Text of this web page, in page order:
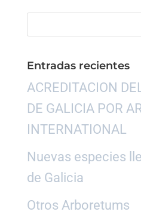
Entradas recientes
ACREDITACION
DE GALICIA POR
INTERNATIONAL
Nuevas especies
de Galicia
Otros Arboretums